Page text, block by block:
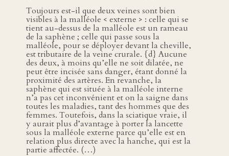
Toujours est-il que deux veines sont bien
visibles à la malléole < externe > : celle qui se
tient au-dessus de la malléole est un rameau
de la saphène ; celle qui passe sous la
malléole, pour se déployer devant la cheville,
est tributaire de la veine crurale. {d} Aucune
des deux, à moins qu’elle ne soit dilatée, ne
peut être incisée sans danger, étant donné la
proximité des artères. En revanche, la
saphène qui est située à la malléole interne
n’a pas cet inconvénient et on la saigne dans
toutes les maladies, tant des hommes que des
femmes. Toutefois, dans la sciatique vraie, il
y aurait plus d’avantage à porter la lancette
sous la malléole externe parce qu’elle est en
relation plus directe avec la hanche, qui est la
partie affectée. (…)